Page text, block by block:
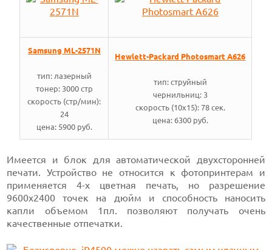
Samsung ML-2571N
тип: лазерный
тонер: 3000 стр
скорость (стр/мин):
24
цена: 5900 руб.
Hewlett-Packard Photosmart A626
тип: струйный
чернильниц: 3
скорость (10x15): 78 сек.
цена: 6300 руб.
Имеется и блок для автоматической двухсторонней
печати. Устройство не относится к фотопринтерам и
применяется 4-х цветная печать, но разрешение
9600x2400 точек на дюйм и способность наносить
капли объемом 1пл. позволяют получать очень
качественные отпечатки.